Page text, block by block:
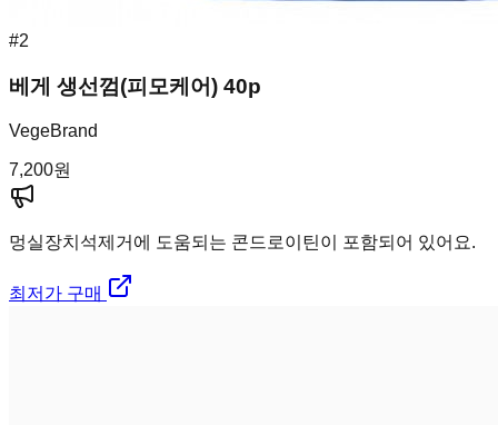
#2
베게 생선껌(피모케어) 40p
VegeBrand
7,200원
멍실장치석제거에 도움되는 콘드로이틴이 포함되어 있어요.
최저가 구매